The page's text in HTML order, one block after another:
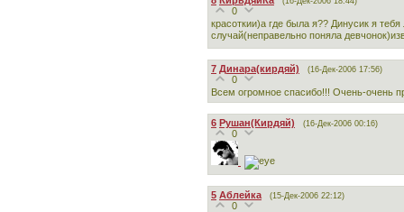
0
красоткии)а где была я?? Динусик я
случай(неправельно поняла
7 Динара(кирдяй) (16-Дек-2006 17:56)
0
Всем огромное спасибо!!! Очень-очень
6 Рушан(Кирдяй) (16-Дек-2006 00:16)
0
5 Аблейка (15-Дек-2006 22:12)
0